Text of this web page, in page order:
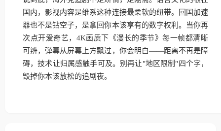
国内，影视内容是维系这种连接最柔软的纽带。回国加速
器也不是钻空子，是拿回你本该享有的数字权利。当你再
次点开爱奇艺，4K画质下《漫长的季节》每一帧都清晰
可辨，弹幕从屏幕上方飘过，你会明白——距离不再是障
碍，技术让归属感触手可及。别再让"地区限制"四个字，
毁掉你本该放松的追剧夜。